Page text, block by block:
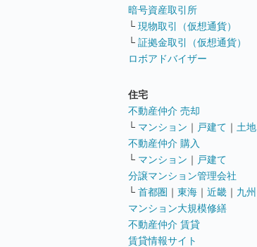
暗号資産取引所
└ 現物取引（仮想通貨）
└ 証拠金取引（仮想通貨）
ロボアドバイザー
住宅
不動産仲介 売却
└ マンション ｜ 戸建て ｜ 土地
不動産仲介 購入
└ マンション ｜ 戸建て
分譲マンション管理会社
└ 首都圏 ｜ 東海 ｜ 近畿 ｜ 九州
マンション大規模修繕
不動産仲介 賃貸
賃貸情報サイト